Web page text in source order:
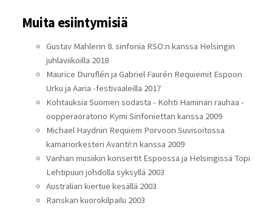
Muita esiintymisiä
Gustav Mahlerin 8. sinfonia RSO:n kanssa Helsingin
juhlaviikoilla 2018
Maurice Duruflén ja Gabriel Faurén Requiemit Espoon
Urku ja Aaria -festivaaleilla 2017
Kohtauksia Suomen sodasta - Kohti Haminan rauhaa -
oopperaoratorio Kymi Sinfoniettan kanssa 2009
Michael Haydnin Requiem Porvoon Suvisoitossa
kamariorkesteri Avanti!:n kanssa 2009
Vanhan musiikin konsertit Espoossa ja Helsingissä Topi
Lehtipuun johdolla syksyllä 2003
Australian kiertue kesällä 2003
Ranskan kuorokilpailu 2003